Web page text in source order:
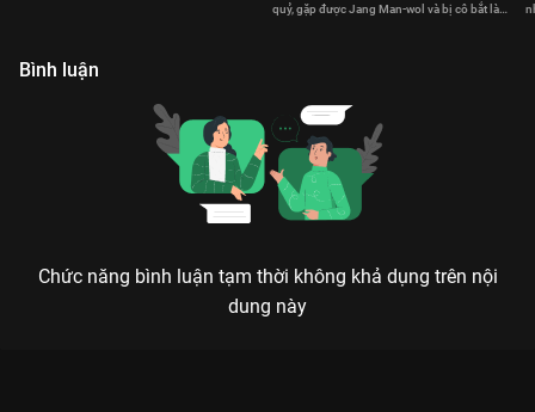
quỷ, gặp được Jang Man-wol và bị cô bắt làm
Bình luận
Chức năng bình luận tạm thời không khả dụng trên nội
dung này